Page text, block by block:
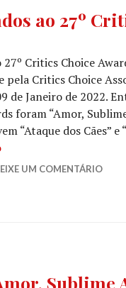
ao 27º
27º Critics Choice
pela Critics Choice
de Janeiro de 2022.
foram “Amor,
“Ataque dos Cães” e
Os Indicados ao 27º
UM COMENTÁRIO
Sublime